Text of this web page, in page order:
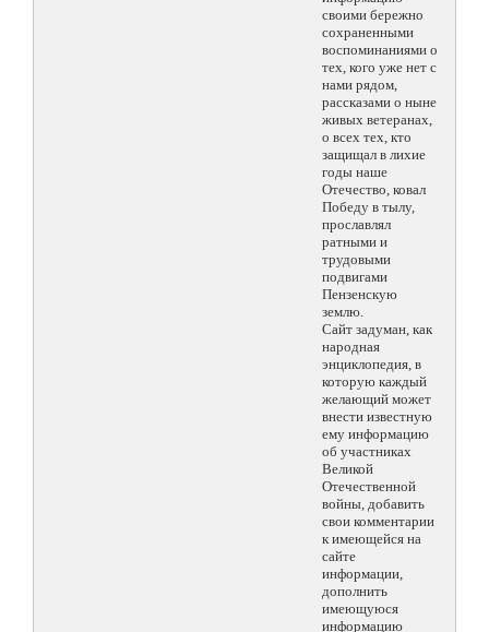
своими бережно
сохраненными
воспоминаниями о
тех, кого уже нет с
нами рядом,
рассказами о ныне
живых ветеранах,
о всех тех, кто
защищал в лихие
годы наше
Отечество, ковал
Победу в тылу,
прославлял
ратными и
трудовыми
подвигами
Пензенскую
землю.
Сайт задуман, как
народная
энциклопедия, в
которую каждый
желающий может
внести известную
ему информацию
об участниках
Великой
Отечественной
войны, добавить
свои комментарии
к имеющейся на
сайте
информации,
дополнить
имеющуюся
информацию